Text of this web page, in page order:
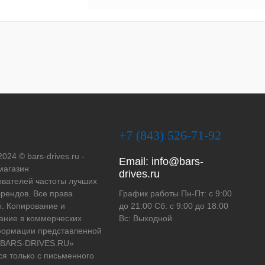
© bars-drives.ru -
частоты лучших
Все права
Копирование и
в коммерческих
представленной
DRIVES.RU»
только с письменного
+7 (843) 526-71-92
Email: info@bars-
drives.ru
График работы Пн-Пт: с 9:00
до 21:00 Сб: с 9:00 до 18:00
Вс: Выходной